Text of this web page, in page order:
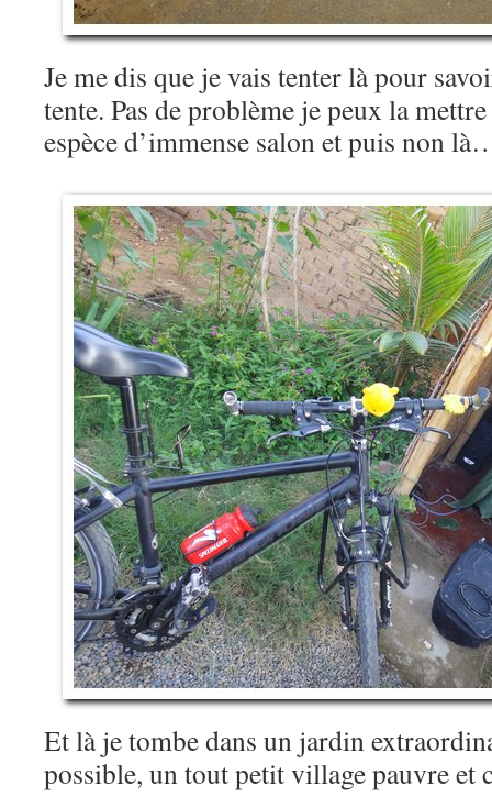
Je me dis que je vais tenter là pour
tente. Pas de problème je peux la
espèce d’immense salon et puis non
Et là je tombe dans un jardin
possible, un tout petit village pauvre et